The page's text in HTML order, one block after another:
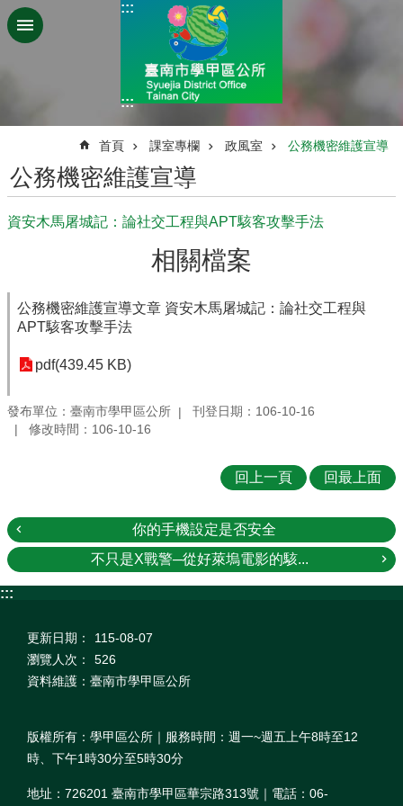
跳到主要內容區塊
:::
:::
首頁 課室專欄 政風室 公務機密維護宣導
公務機密維護宣導
資安木馬屠城記：論社交工程與APT駭客攻擊手法
相關檔案
公務機密維護宣導文章 資安木馬屠城記：論社交工程與
APT駭客攻擊手法
pdf(439.45 KB)
發布單位：臺南市學甲區公所
刊登日期：106-10-16
修改時間：106-10-16
回上一頁 回最上面
你的手機設定是否安全
不只是X戰警─從好萊塢電影的駭...
:::
更新日期：
115-08-07
瀏覽人次：
526
資料維護：臺南市學甲區公所
版權所有：學甲區公所｜服務時間：週一~週五上午8時至12
時、下午1時30分至5時30分
地址：726201 臺南市學甲區華宗路313號｜電話：06-